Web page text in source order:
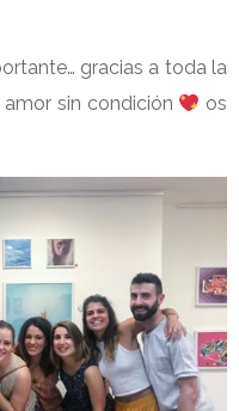
gracias a toda la
sin condición
os